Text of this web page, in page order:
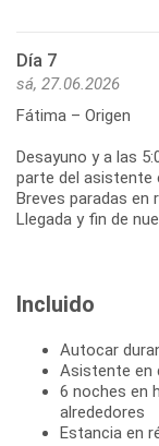
Día 7
sá, 27.06.2026
Fátima – Origen
Desayuno y a las
parte del asistente
Breves paradas en
Incluido
Autocar
Asistente en
6 noches en
alrededores
Estancia en